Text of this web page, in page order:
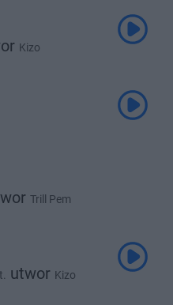
Kizo
Trill Pem
utwor Kizo